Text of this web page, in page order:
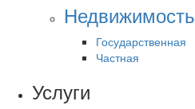
Недвижимость
Государственная
Частная
Услуги